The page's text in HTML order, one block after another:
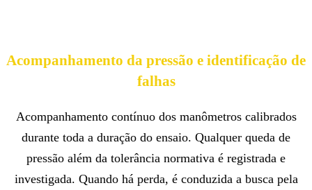
Acompanhamento da pressão e identificação de
falhas
Acompanhamento contínuo dos manômetros calibrados
durante toda a duração do ensaio. Qualquer queda de
pressão além da tolerância normativa é registrada e
investigada. Quando há perda, é conduzida a busca pela